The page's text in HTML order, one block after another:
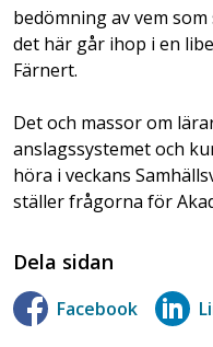
bedömning av vem
det här går ihop i en
Färnert.
Det och massor om
anslagssystemet och
höra i veckans
ställer frågorna för
Dela sidan
Facebook